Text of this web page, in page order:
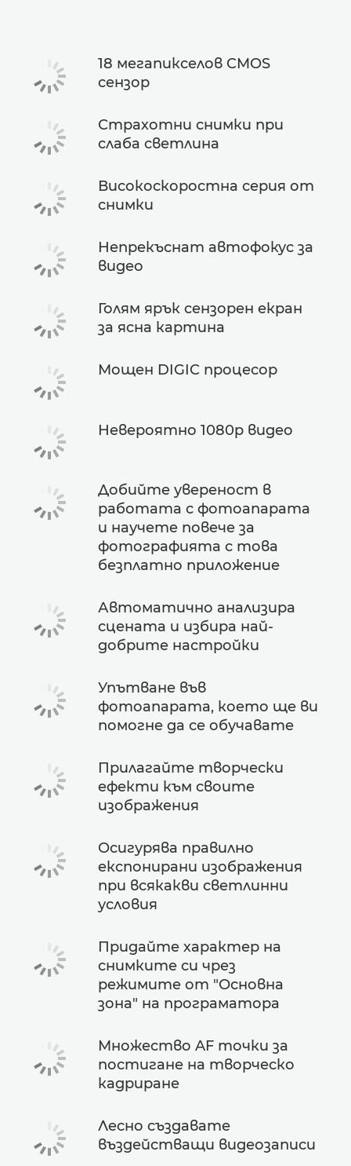
18 мегапикселов CMOS
сензор
Страхотни снимки при
слаба светлина
Високоскоростна серия от
снимки
Непрекъснат автофокус за
видео
Голям ярък сензорен екран
за ясна картина
Мощен DIGIC процесор
Невероятно 1080p видео
Добийте увереност в
работата с фотоапарата
и научете повече за
фотографията с това
безплатно приложение
Автоматично анализира
сцената и избира най-
добрите настройки
Упътване във
фотоапарата, което ще ви
помогне да се обучавате
Прилагайте творчески
ефекти към своите
изображения
Осигурява правилно
експонирани изображения
при всякакви светлинни
условия
Придайте характер на
снимките си чрез
режимите от "Основна
зона" на програматора
Множество AF точки за
постигане на творческо
кадриране
Лесно създавате
въздействащи видеозаписи